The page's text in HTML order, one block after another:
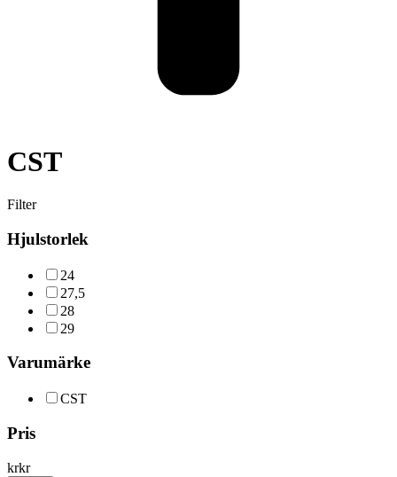
CST
Filter
Hjulstorlek
24
27,5
28
29
Varumärke
CST
Pris
krkr